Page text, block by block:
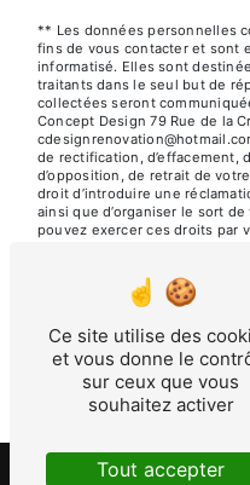
** Les données personnelles
fins de vous contacter et sont
informatisé. Elles sont
traitants dans le seul but de
collectées seront
Concept Design 79 Rue de la
de rectification, d’effacement,
d’opposition, de retrait de
droit d’introduire une
ainsi que d’organiser le sort
pouvez exercer ces droits par
Croix Nivert, 75015 Paris ou
vous être demandé. Nous
période de prise de contact
légale aux fins probatoires et
le droit de vous inscrire sur la
téléphonique, disponible à
le site cnil.fr pour plus
Ce site utilise des
et vous donne le
sur ceux que vous
souhaitez activer
Tout accepter